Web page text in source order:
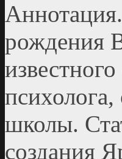
рождения
психолога,
школы.
создания